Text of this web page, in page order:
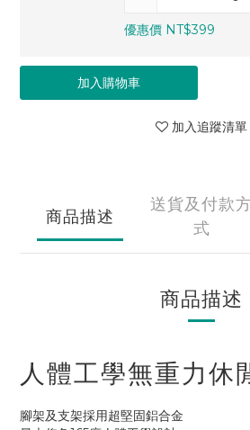
優惠價 NT$399
加入購物車
加入追蹤清單
商品描述
送貨及付款
式
商品描述
人體工學無重力休
腳架及支架採用超堅固鋁合金